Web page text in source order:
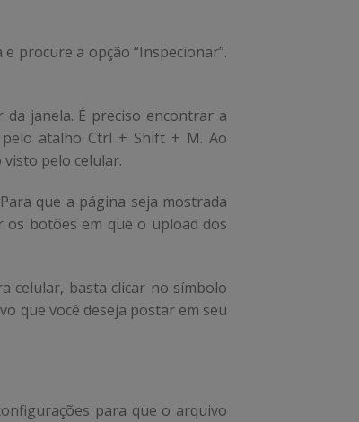
procure a opção “Inspecionar”.
janela. É preciso encontrar a
pelo atalho Ctrl + Shift + M. Ao
pelo celular.
que a página seja mostrada
os botões em que o upload dos
celular, basta clicar no símbolo
que você deseja postar em seu
para que o arquivo